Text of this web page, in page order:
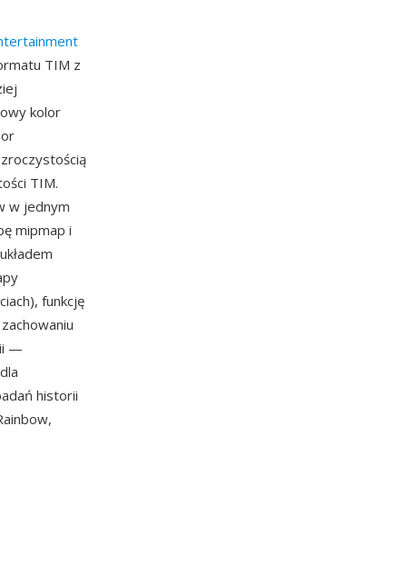
TIM z
kolor
TIM.
w jednym
mipmap i
funkcję
—
historii